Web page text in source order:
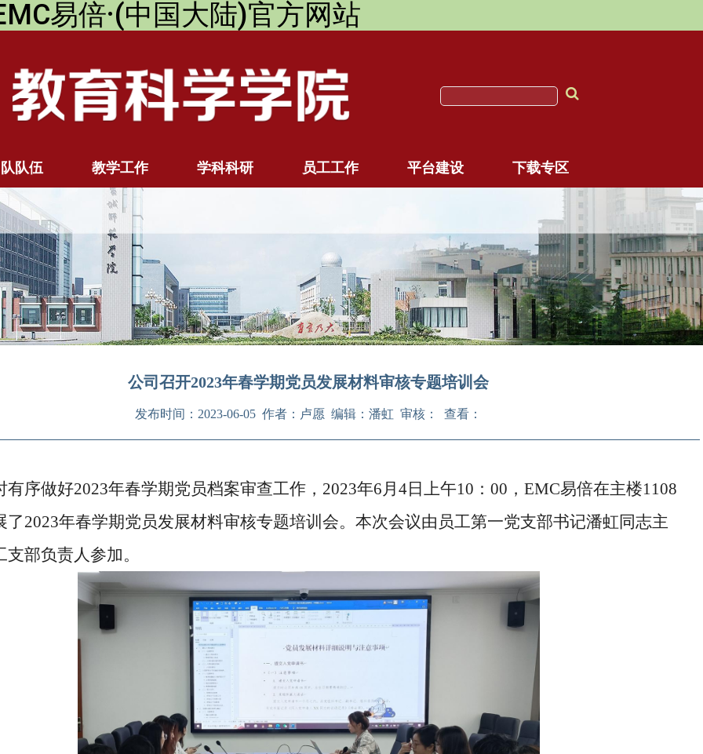
易倍·(中国大陆)官方网站
队伍 教学工作 学科科研 员工工作 平台建设 下载专区
公司召开2023年春学期党员发展材料审核专题培训会
发布时间：2023-06-05 作者：卢愿 编辑：潘虹 审核： 查看：
有序做好2023年春学期党员档案审查工作， 2023年6月 4日上午10 ： 00 ，EMC易倍在主楼1108
了2023年春学期党员发展材料审核专题培训会。本次会议由员工第一党支部书记潘虹同志主
部负责人参加。